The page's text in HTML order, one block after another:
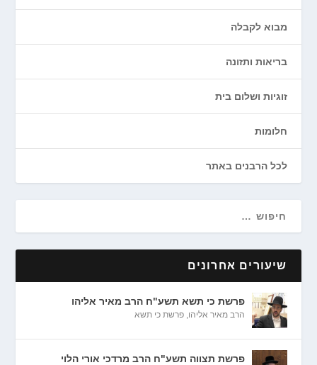
מבוא לקבלה
בריאות ותזונה
זוגיות ושלום בית
חלומות
לכל הרבנים באתר
שיעורים אחרונים
פרשת כי תשא תשע"ח הרב מאיר אליהו
הרב מאיר אליהו,פרשת כי תשא
פרשת תצווה תשע"ח הרב מרדכי אורי הלוי